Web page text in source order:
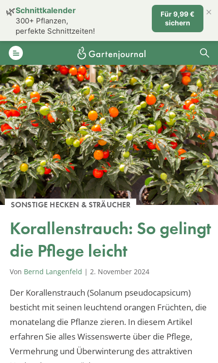
SONSTIGE HECKEN & STRÄUCHER
Korallenstrauch: So gelingt
die Pflege leicht
Von Bernd Langenfeld | 2. November 2024
Der Korallenstrauch (Solanum pseudocapsicum)
besticht mit seinen leuchtend orangen Früchten, die
monatelang die Pflanze zieren. In diesem Artikel
erfahren Sie alles Wissenswerte über die Pflege,
Vermehrung und Überwinterung des attraktiven
🌿Schnittkalender
300+ Pflanzen,
perfekte Schnittzeiten!
Für 9,99 €
sichern
×